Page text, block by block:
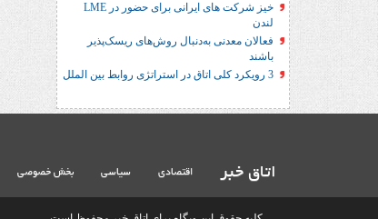
خیز شرکت های ایرانی برای حضور در LME
لندن
فعالان معدنی به‌دنبال روش‌های ریسک‌پذیر
باشند
3 رویکرد کلی اتاق در استراتژی روابط بین الملل
اتاق خبر اقتصادی سیاسی بخش خصوصی